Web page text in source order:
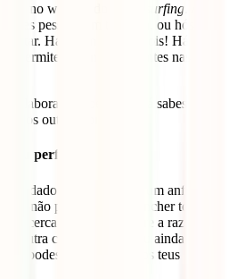
no website do couchsurfing
pessoas em tua casa, ou hóspede
Há quem seja os dois! Há
permite encontrar viajantes nas
elaborar um perfil. Tu já sabes que
aos outros porquê.
teu perfil
andado para conseguir um anfitrião.
(não precisas de preencher todas
acerca de ti, outra sobre a razão
, outra com interesses ou ainda uma
podes partilhar com os teus